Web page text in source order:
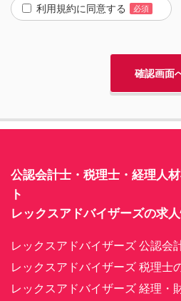
利用規約に同意する 必須
公認会計士・税理士・経理人
ト
レックスアドバイザーズの求
レックスアドバイザーズ 公認会
レックスアドバイザーズ 税理士
レックスアドバイザーズ 経理・